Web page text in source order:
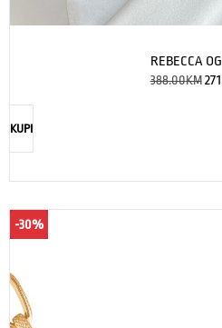
REBECCA
388.00KM
KUPI
-30%